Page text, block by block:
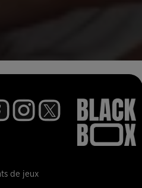
de jeux